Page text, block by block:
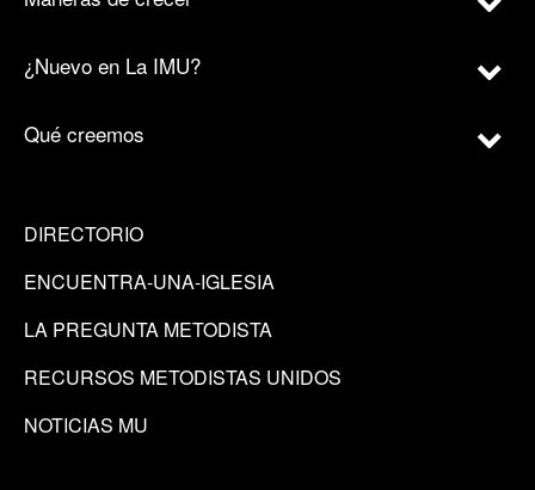
¿Nuevo en La IMU?
Qué creemos
DIRECTORIO
ENCUENTRA-UNA-IGLESIA
LA PREGUNTA METODISTA
RECURSOS METODISTAS UNIDOS
NOTICIAS MU